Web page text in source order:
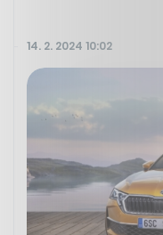
14. 2. 2024 10:02